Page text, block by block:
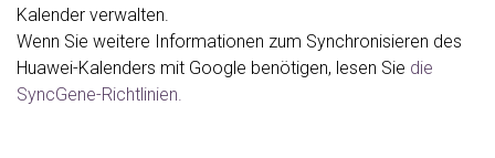
Kalender verwalten.
Wenn Sie weitere Informationen zum Synchronisieren des
Huawei-Kalenders mit Google benötigen, lesen Sie die
SyncGene-Richtlinien.